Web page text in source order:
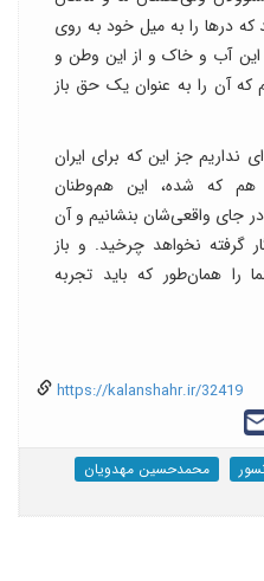
درها را به میل خود به روی
این آب و خاک و از این وطن و
آن‌ را به عنوان یک حق باز
نداریم جز این که برای ایران
که شده، این هم‌وطنان
جای واقعی‌‌شان بنشانیم و آن
گرفته نخواهد چرخید. و باز
را همان‌طور که باید تجربه
https://kalanshahr.ir/32419
محمدحسین مهدویان